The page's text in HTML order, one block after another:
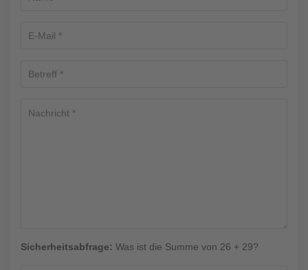
Sicherheitsabfrage: Was ist die Summe von 26 + 29?